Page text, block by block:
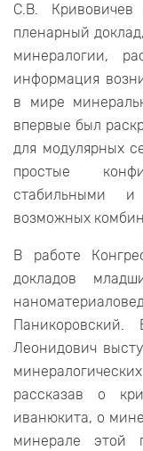
С.В.
пленарный
минералогии,
информация
в мире
впервые был
для модулярных
простые
стабильными
возможных
В работе
докладов
Леонидович
рассказав о
иванюкита, о
минерале этой